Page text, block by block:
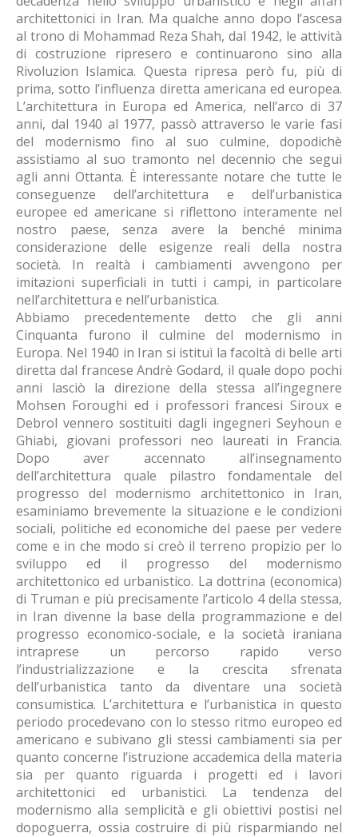
architettonici in Iran. Ma qualche anno dopo l’ascesa
al trono di Mohammad Reza Shah, dal 1942, le attività
di costruzione ripresero e continuarono sino alla
Rivoluzion Islamica. Questa ripresa però fu, più di
prima, sotto l’influenza diretta americana ed europea.
L’architettura in Europa ed America, nell’arco di 37
anni, dal 1940 al 1977, passò attraverso le varie fasi
del modernismo fino al suo culmine, dopodichè
assistiamo al suo tramonto nel decennio che segui
agli anni Ottanta. È interessante notare che tutte le
conseguenze dell’architettura e dell’urbanistica
europee ed americane si riflettono interamente nel
nostro paese, senza avere la benché minima
considerazione delle esigenze reali della nostra
società. In realtà i cambiamenti avvengono per
imitazioni superficiali in tutti i campi, in particolare
nell’architettura e nell’urbanistica.
Abbiamo precedentemente detto che gli anni
Cinquanta furono il culmine del modernismo in
Europa. Nel 1940 in Iran si istituì la facoltà di belle arti
diretta dal francese Andrè Godard, il quale dopo pochi
anni lasciò la direzione della stessa all’ingegnere
Mohsen Foroughi ed i professori francesi Siroux e
Debrol vennero sostituiti dagli ingegneri Seyhoun e
Ghiabi, giovani professori neo laureati in Francia.
Dopo aver accennato all’insegnamento
dell’architettura quale pilastro fondamentale del
progresso del modernismo architettonico in Iran,
esaminiamo brevemente la situazione e le condizioni
sociali, politiche ed economiche del paese per vedere
come e in che modo si creò il terreno propizio per lo
sviluppo ed il progresso del modernismo
architettonico ed urbanistico. La dottrina (economica)
di Truman e più precisamente l’articolo 4 della stessa,
in Iran divenne la base della programmazione e del
progresso economico-sociale, e la società iraniana
intraprese un percorso rapido verso
l’industrializzazione e la crescita sfrenata
dell’urbanistica tanto da diventare una società
consumistica. L’architettura e l’urbanistica in questo
periodo procedevano con lo stesso ritmo europeo ed
americano e subivano gli stessi cambiamenti sia per
quanto concerne l’istruzione accademica della materia
sia per quanto riguarda i progetti ed i lavori
architettonici ed urbanistici. La tendenza del
modernismo alla semplicità e gli obiettivi postisi nel
dopoguerra, ossia costruire di più risparmiando nel